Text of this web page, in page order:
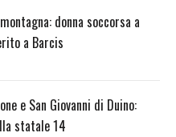
donna soccorsa a
a Barcis
e San Giovanni di Duino:
statale 14